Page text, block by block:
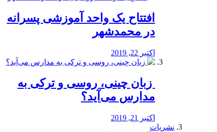
افتتاح یک واحد آموزشی پسرانه
در محمدشهر
اکتبر 22, 2019
️ زبان چینی، روسی و ترکی به
مدارس می‌آید؟
اکتبر 21, 2019
نشریات